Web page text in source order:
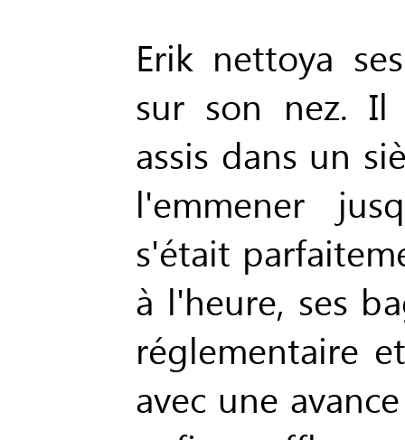
Erik nettoya
sur son nez. Il
assis dans un
l'emmener
s'était
à l'heure, ses
réglementaire
avec une